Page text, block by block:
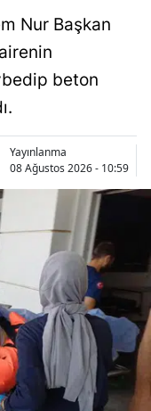
Manisa
Mardin
Muğla
Nevşehir
Niğde
Ordu
Rize
Sakarya
Nur Başkan
beton
Yayınlanma
08 Ağustos 2026 - 10:59